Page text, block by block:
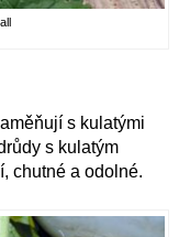
s kulatými
s kulatým
chutné a odolné.